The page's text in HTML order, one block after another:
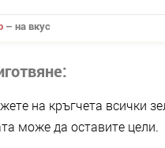
– на вкус
на кръгчета всички
може да оставите цели.